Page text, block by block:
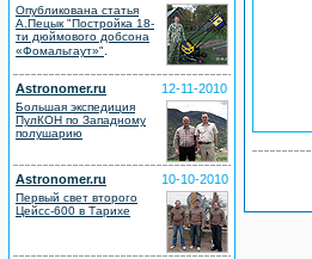
Опубликована статья
А.Пецык "Постройка 18-
ти дюймового добсона
«Фомальгаут»"
Astronomer.ru 12-11-2010
Большая экспедиция
ПулКОН по Западному
полушарию
Astronomer.ru 10-10-2010
Первый свет второго
Цейсс-600 в Тарихе